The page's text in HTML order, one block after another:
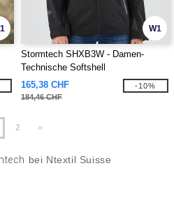
W1
Stormtech SHXB3W - Damen-
Technische Softshell
165,38 CHF
184,46 CHF
-10%
2 »
bei Ntextil Suisse